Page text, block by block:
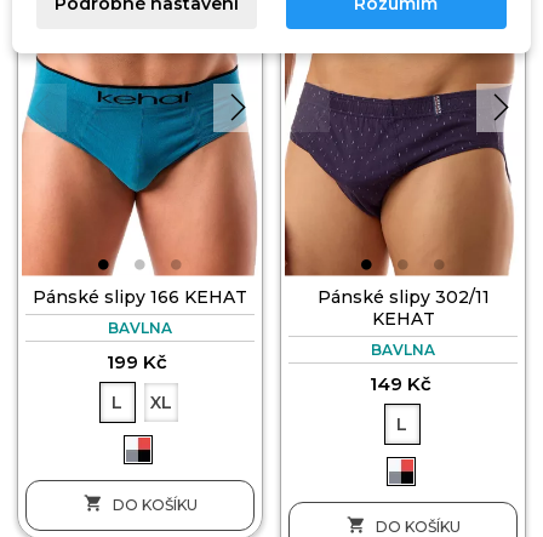
Pánské slipy 166 KEHAT
BAVLNA
199 Kč
L XL
 DO KOŠÍKU
Pánské slipy 302/11
KEHAT
BAVLNA
149 Kč
L
 DO KOŠÍKU